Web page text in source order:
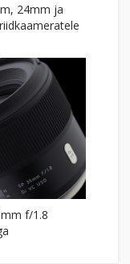
24mm ja
f/1.8